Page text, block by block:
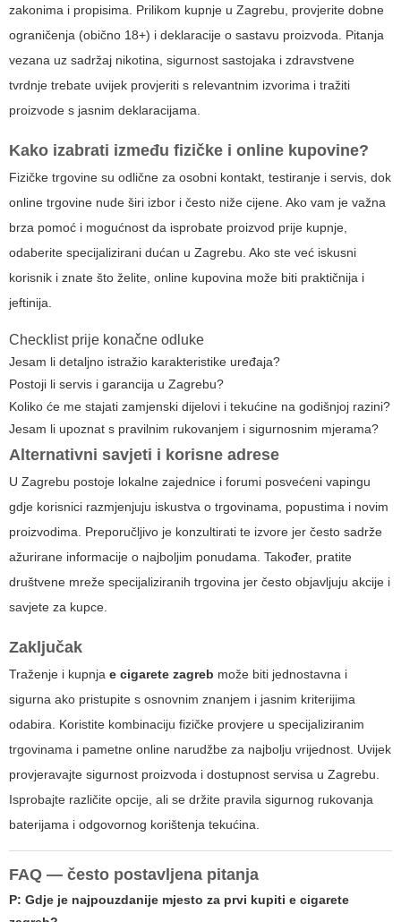
zakonima i propisima. Prilikom kupnje u Zagrebu, provjerite dobne
ograničenja (obično 18+) i deklaracije o sastavu proizvoda. Pitanja
vezana uz sadržaj nikotina, sigurnost sastojaka i zdravstvene
tvrdnje trebate uvijek provjeriti s relevantnim izvorima i tražiti
proizvode s jasnim deklaracijama.
Kako izabrati između fizičke i online kupovine?
Fizičke trgovine su odlične za osobni kontakt, testiranje i servis, dok
online trgovine nude širi izbor i često niže cijene. Ako vam je važna
brza pomoć i mogućnost da isprobate proizvod prije kupnje,
odaberite specijalizirani dućan u Zagrebu. Ako ste već iskusni
korisnik i znate što želite, online kupovina može biti praktičnija i
jeftinija.
Checklist prije konačne odluke
Jesam li detaljno istražio karakteristike uređaja?
Postoji li servis i garancija u Zagrebu?
Koliko će me stajati zamjenski dijelovi i tekućine na godišnjoj razini?
Jesam li upoznat s pravilnim rukovanjem i sigurnosnim mjerama?
Alternativni savjeti i korisne adrese
U Zagrebu postoje lokalne zajednice i forumi posvećeni vapingu
gdje korisnici razmjenjuju iskustva o trgovinama, popustima i novim
proizvodima. Preporučljivo je konzultirati te izvore jer često sadrže
ažurirane informacije o najboljim ponudama. Također, pratite
društvene mreže specijaliziranih trgovina jer često objavljuju akcije i
savjete za kupce.
Zaključak
Traženje i kupnja e cigarete zagreb može biti jednostavna i
sigurna ako pristupite s osnovnim znanjem i jasnim kriterijima
odabira. Koristite kombinaciju fizičke provjere u specijaliziranim
trgovinama i pametne online narudžbe za najbolju vrijednost. Uvijek
provjeravajte sigurnost proizvoda i dostupnost servisa u Zagrebu.
Isprobajte različite opcije, ali se držite pravila sigurnog rukovanja
baterijama i odgovornog korištenja tekućina.
FAQ — često postavljena pitanja
P: Gdje je najpouzdanije mjesto za prvi kupiti e cigarete